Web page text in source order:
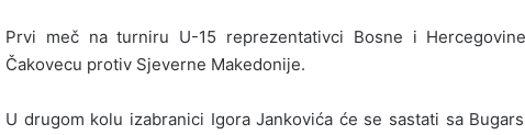
Prvi meč na turniru U-15 reprezentativci Bosne i
Čakovecu protiv Sjeverne Makedonije.
U drugom kolu izabranici Igora Jankovića će se sastati sa